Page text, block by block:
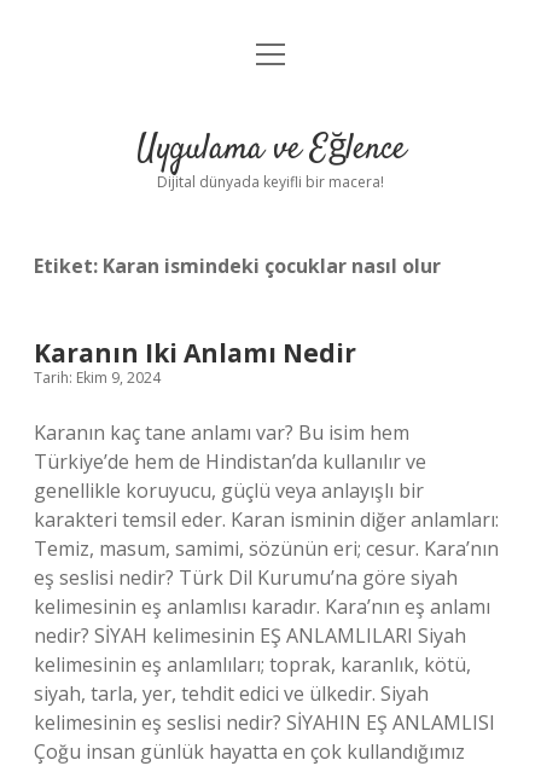
Anasayfa
Yasal Uyarı
menüyü
Uygulama ve Eğlence
Dijital dünyada keyifli bir macera!
Etiket: Karan ismindeki çocuklar nasıl olur
Karanın Iki Anlamı Nedir
Tarih: Ekim 9, 2024
Karanın kaç tane anlamı var? Bu isim hem
Türkiye’de hem de Hindistan’da kullanılır ve
genellikle koruyucu, güçlü veya anlayışlı bir
karakteri temsil eder. Karan isminin diğer anlamları:
Temiz, masum, samimi, sözünün eri; cesur. Kara’nın
eş seslisi nedir? Türk Dil Kurumu’na göre siyah
kelimesinin eş anlamlısı karadır. Kara’nın eş anlamı
nedir? SİYAH kelimesinin EŞ ANLAMLILARI Siyah
kelimesinin eş anlamlıları; toprak, karanlık, kötü,
siyah, tarla, yer, tehdit edici ve ülkedir. Siyah
kelimesinin eş seslisi nedir? SİYAHIN EŞ ANLAMLISI
Çoğu insan günlük hayatta en çok kullandığımız